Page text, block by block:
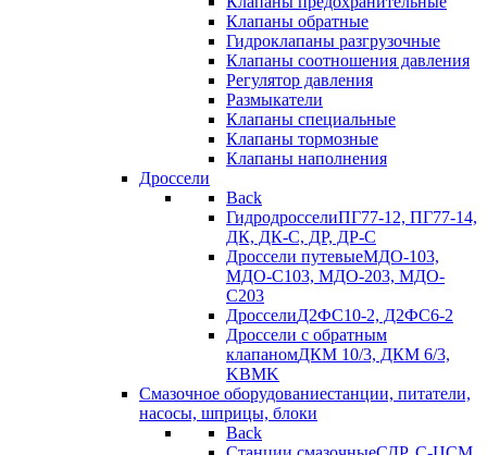
Клапаны обратные
Гидроклапаны разгрузочные
Клапаны соотношения давления
Регулятор давления
Размыкатели
Клапаны специальные
Клапаны тормозные
Клапаны наполнения
Дроссели
Back
ГидродросселиПГ77-12, ПГ77-14,
ДК, ДК-С, ДР, ДР-С
Дроссели путевыеМДО-103,
МДО-С103, МДО-203, МДО-
С203
ДросселиД2ФС10-2, Д2ФС6-2
Дроссели с обратным
клапаномДКМ 10/3, ДКМ 6/3,
KBMK
Смазочное оборудованиестанции, питатели,
насосы, шприцы, блоки
Back